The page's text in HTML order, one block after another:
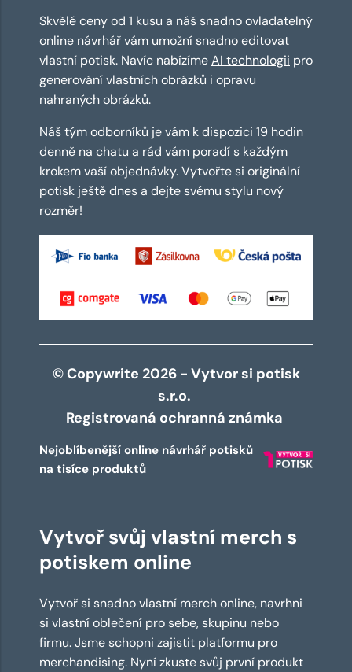
Skvělé ceny od 1 kusu a náš snadno ovladatelný
online návrhářvám umožní snadno editovat
vlastní potisk. Navíc nabízímeAI technologii pro
generování vlastních obrázků i opravu
nahraných obrázků.
Náš tým odborníků je vám k dispozici 19 hodin
denně na chatu a rád vám poradí s každým
krokem vaší objednávky. Vytvořte si originální
potisk ještě dnes a dejte svému stylu nový
rozměr!
© Copywrite 2026 - Vytvor si potisk
s.r.o.
Registrovaná ochranná známka
Nejoblíbenější online návrhář potisků
na tisíce produktů
Vytvoř svůj vlastní merch s
potiskem online
Vytvoř si snadno vlastní merch online, navrhni
si vlastní oblečení pro sebe, skupinu nebo
firmu. Jsme schopni zajistit platformu pro
merchandising. Nyní zkuste svůj první produkt